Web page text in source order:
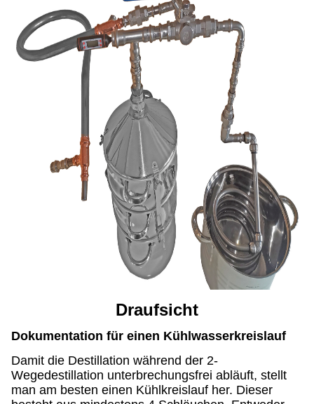
Draufsicht
Dokumentation für einen Kühlwasserkreislauf
Damit die Destillation während der 2-
Wegedestillation unterbrechungsfrei abläuft, stellt
man am besten einen Kühlkreislauf her. Dieser